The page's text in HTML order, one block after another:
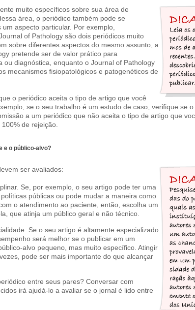
muito específicos sobre sua área de
área, o periódico também pode se
aspecto particular. Por exemplo,
of Pathology são dois periódicos muito
sobre diferentes aspectos do mesmo assunto, a
pretende ser de valor prático para
ou diagnóstica, enquanto o Journal of Pathology
mecanismos fisiopatológicos e patogenéticos de
o periódico aceita o tipo de artigo que você
se o seu trabalho é um estudo de caso, verifique se
a um periódico que não aceita o tipo de artigo que
de rejeição.
e o público-alvo?
ser avaliados:
Se, por exemplo, o seu artigo pode ter uma
públicas ou pode mudar a maneira como
o atendimento ao paciente, então, escolha um
que atinja um público geral e não técnico.
Se o seu artigo é altamente especializado
será melhor se o publicar em um
alvo pequeno, mas muito específico. Atingir
pode ser mais importante do que alcançar
entre seus pares? Conversar com
irá ajudá-lo a avaliar se o jornal é lido entre